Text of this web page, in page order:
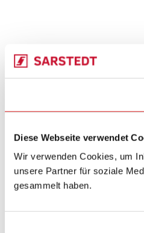
Diese Webseite verwendet
Wir verwenden Cookies, um
unsere Partner für soziale
gesammelt haben.